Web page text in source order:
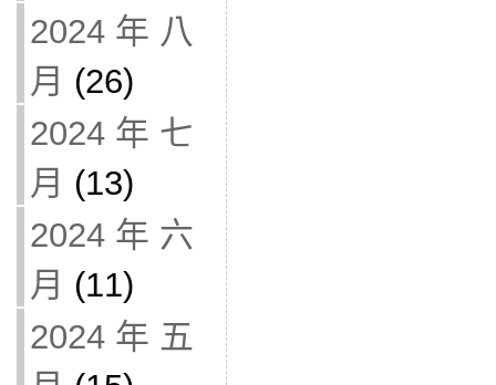
2024 年 八
月 (26)
2024 年 七
月 (13)
2024 年 六
月 (11)
2024 年 五